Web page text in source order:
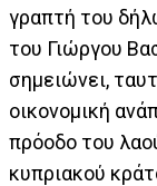
γραπτή του
του Γιώργου
σημειώνει,
οικονομική
πρόοδο του
κυπριακού